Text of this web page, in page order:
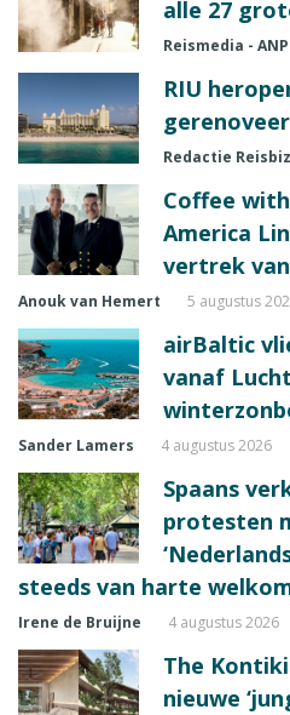
alle 27
Reismedia - ANP
RIU
Redactie
Coffee
America
vertrek
Anouk van Hemert 5 augustus
airBaltic
vanaf
Sander Lamers 4 augustus 2026
Spaans
protesten
steeds van harte
Irene de Bruijne 4 augustus 2026
The
nieuwe